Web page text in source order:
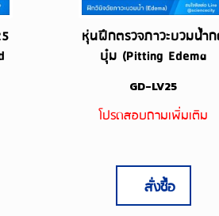
หุ่นฝึกตรวจภาวะบวมน้ำ
บุ๋ม (Pitting Edema
GD-LV25
โปรดสอบถามเพิ่มเติม
สั่งซื้อ